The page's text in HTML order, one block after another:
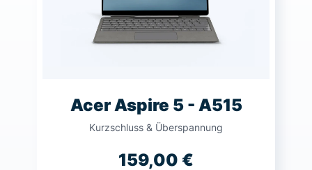
Acer Aspire 5 - A515
Kurzschluss & Überspannung
159,00 €